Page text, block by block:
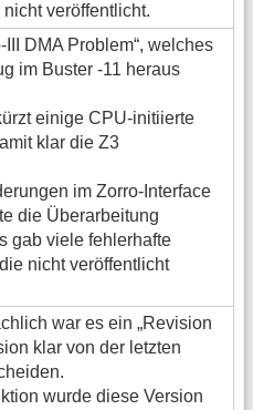
veröffentlicht.
DMA Problem“, welches
im Buster -11 heraus
einige CPU-initiierte
klar die Z3
im Zorro-Interface
die Überarbeitung
gab viele fehlerhafte
nicht veröffentlicht
war es ein „Revision
klar von der letzten
wurde diese Version